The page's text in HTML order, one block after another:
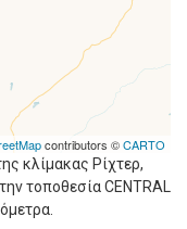
contributors ©CARTO
κλίμακας Ρίχτερ,
τοποθεσία CENTRAL